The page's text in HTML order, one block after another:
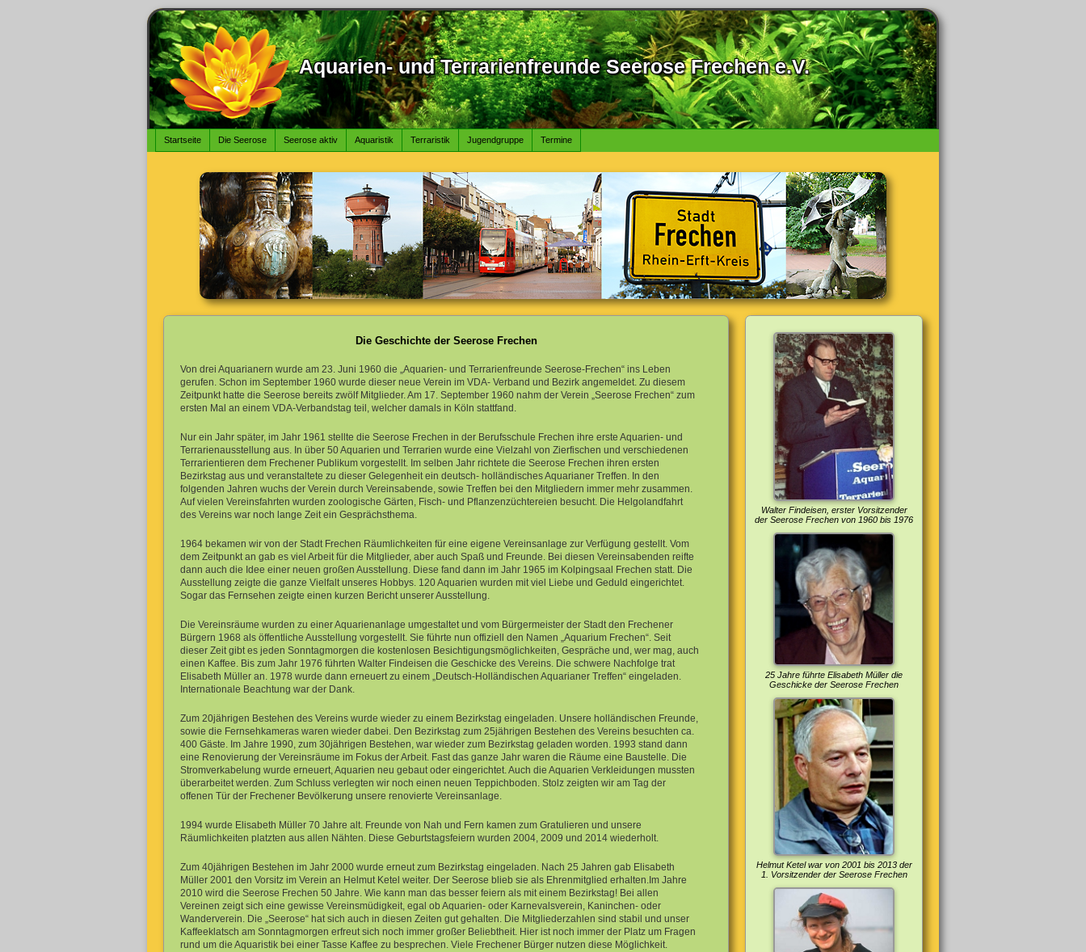
Aquarien- und Terrarienfreunde Seerose Frechen e.V.
Startseite Die Seerose Seerose aktiv Aquaristik Terraristik Jugendgruppe Termine
Die Geschichte der Seerose Frechen
Von drei Aquarianern wurde am 23. Juni 1960 die „Aquarien- und Terrarienfreunde Seerose-Frechen“ ins Leben
gerufen. Schon im September 1960 wurde dieser neue Verein im VDA- Verband und Bezirk angemeldet. Zu diesem
Zeitpunkt hatte die Seerose bereits zwölf Mitglieder. Am 17. September 1960 nahm der Verein „Seerose Frechen“ zum
ersten Mal an einem VDA-Verbandstag teil, welcher damals in Köln stattfand.
Nur ein Jahr später, im Jahr 1961 stellte die Seerose Frechen in der Berufsschule Frechen ihre erste Aquarien- und
Terrarienausstellung aus. In über 50 Aquarien und Terrarien wurde eine Vielzahl von Zierfischen und verschiedenen
Terrarientieren dem Frechener Publikum vorgestellt. Im selben Jahr richtete die Seerose Frechen ihren ersten
Bezirkstag aus und veranstaltete zu dieser Gelegenheit ein deutsch- holländisches Aquarianer Treffen. In den
folgenden Jahren wuchs der Verein durch Vereinsabende, sowie Treffen bei den Mitgliedern immer mehr zusammen.
Auf vielen Vereinsfahrten wurden zoologische Gärten, Fisch- und Pflanzenzüchtereien besucht. Die Helgolandfahrt
des Vereins war noch lange Zeit ein Gesprächsthema.
1964 bekamen wir von der Stadt Frechen Räumlichkeiten für eine eigene Vereinsanlage zur Verfügung gestellt. Vom
dem Zeitpunkt an gab es viel Arbeit für die Mitglieder, aber auch Spaß und Freunde. Bei diesen Vereinsabenden reifte
dann auch die Idee einer neuen großen Ausstellung. Diese fand dann im Jahr 1965 im Kolpingsaal Frechen statt. Die
Ausstellung zeigte die ganze Vielfalt unseres Hobbys. 120 Aquarien wurden mit viel Liebe und Geduld eingerichtet.
Sogar das Fernsehen zeigte einen kurzen Bericht unserer Ausstellung.
Die Vereinsräume wurden zu einer Aquarienanlage umgestaltet und vom Bürgermeister der Stadt den Frechener
Bürgern 1968 als öffentliche Ausstellung vorgestellt. Sie führte nun offiziell den Namen „Aquarium Frechen“. Seit
dieser Zeit gibt es jeden Sonntagmorgen die kostenlosen Besichtigungsmöglichkeiten, Gespräche und, wer mag, auch
einen Kaffee. Bis zum Jahr 1976 führten Walter Findeisen die Geschicke des Vereins. Die schwere Nachfolge trat
Elisabeth Müller an. 1978 wurde dann erneuert zu einem „Deutsch-Holländischen Aquarianer Treffen“ eingeladen.
Internationale Beachtung war der Dank.
Zum 20jährigen Bestehen des Vereins wurde wieder zu einem Bezirkstag eingeladen. Unsere holländischen Freunde,
sowie die Fernsehkameras waren wieder dabei. Den Bezirkstag zum 25jährigen Bestehen des Vereins besuchten ca.
400 Gäste. Im Jahre 1990, zum 30jährigen Bestehen, war wieder zum Bezirkstag geladen worden. 1993 stand dann
eine Renovierung der Vereinsräume im Fokus der Arbeit. Fast das ganze Jahr waren die Räume eine Baustelle. Die
Stromverkabelung wurde erneuert, Aquarien neu gebaut oder eingerichtet. Auch die Aquarien Verkleidungen mussten
überarbeitet werden. Zum Schluss verlegten wir noch einen neuen Teppichboden. Stolz zeigten wir am Tag der
offenen Tür der Frechener Bevölkerung unsere renovierte Vereinsanlage.
1994 wurde Elisabeth Müller 70 Jahre alt. Freunde von Nah und Fern kamen zum Gratulieren und unsere
Räumlichkeiten platzten aus allen Nähten. Diese Geburtstagsfeiern wurden 2004, 2009 und 2014 wiederholt.
Zum 40jährigen Bestehen im Jahr 2000 wurde erneut zum Bezirkstag eingeladen. Nach 25 Jahren gab Elisabeth
Müller 2001 den Vorsitz im Verein an Helmut Ketel weiter. Der Seerose blieb sie als Ehrenmitglied erhalten.Im Jahre
2010 wird die Seerose Frechen 50 Jahre. Wie kann man das besser feiern als mit einem Bezirkstag! Bei allen
Vereinen zeigt sich eine gewisse Vereinsmüdigkeit, egal ob Aquarien- oder Karnevalsverein, Kaninchen- oder
Wanderverein. Die „Seerose“ hat sich auch in diesen Zeiten gut gehalten. Die Mitgliederzahlen sind stabil und unser
Kaffeeklatsch am Sonntagmorgen erfreut sich noch immer großer Beliebtheit. Hier ist noch immer der Platz um Fragen
rund um die Aquaristik bei einer Tasse Kaffee zu besprechen. Viele Frechener Bürger nutzen diese Möglichkeit.
Walter Findeisen, erster Vorsitzender
der Seerose Frechen von 1960 bis 1976
25 Jahre führte Elisabeth Müller die
Geschicke der Seerose Frechen
Helmut Ketel war von 2001 bis 2013 der
1. Vorsitzender der Seerose Frechen